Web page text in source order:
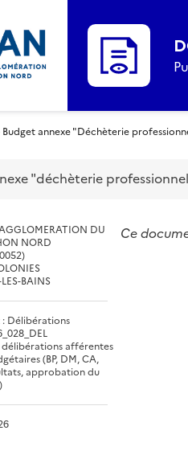
Budget annexe "Déchèterie
"déchèterie
DU
NORD
BAINS
Délibérations
délibérations afférentes
(BP, DM, CA,
approbation du
Ce